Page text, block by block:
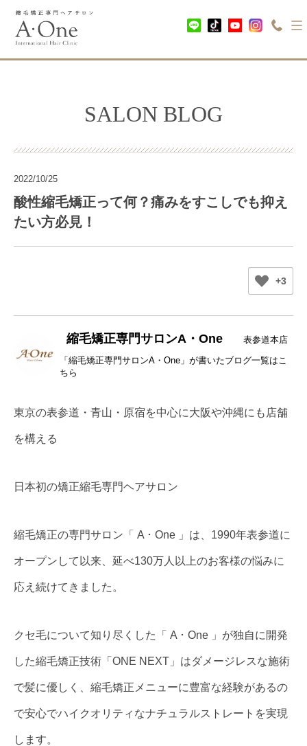
SALON BLOG
2022/10/25
酸性縮毛矯正って何？痛みをすこしでも抑え
たい方必見！
+3
縮毛矯正専門サロンA・One
表参道本店
「縮毛矯正専門サロンA・One」が書いたブログ一覧はこ
ちら
東京の表参道・青山・原宿を中心に大阪や沖縄にも店舗
を構える
日本初の矯正縮毛専門ヘアサロン
縮毛矯正の専門サロン「 A ･ One 」は、1990年表参道に
オープンして以来、延べ130万人以上のお客様の悩みに
応え続けてきました。
クセ毛について知り尽くした「 A ･ One 」が独自に開発
した縮毛矯正技術「ONE NEXT」はダメージレスな施術
で髪に優しく、縮毛矯正メニューに豊富な経験があるの
で安心でハイクオリティなナチュラルストレートを実現
します。